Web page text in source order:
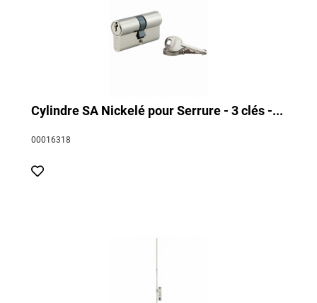
Cylindre SA Nickelé pour Serrure - 3 clés -...
00016318